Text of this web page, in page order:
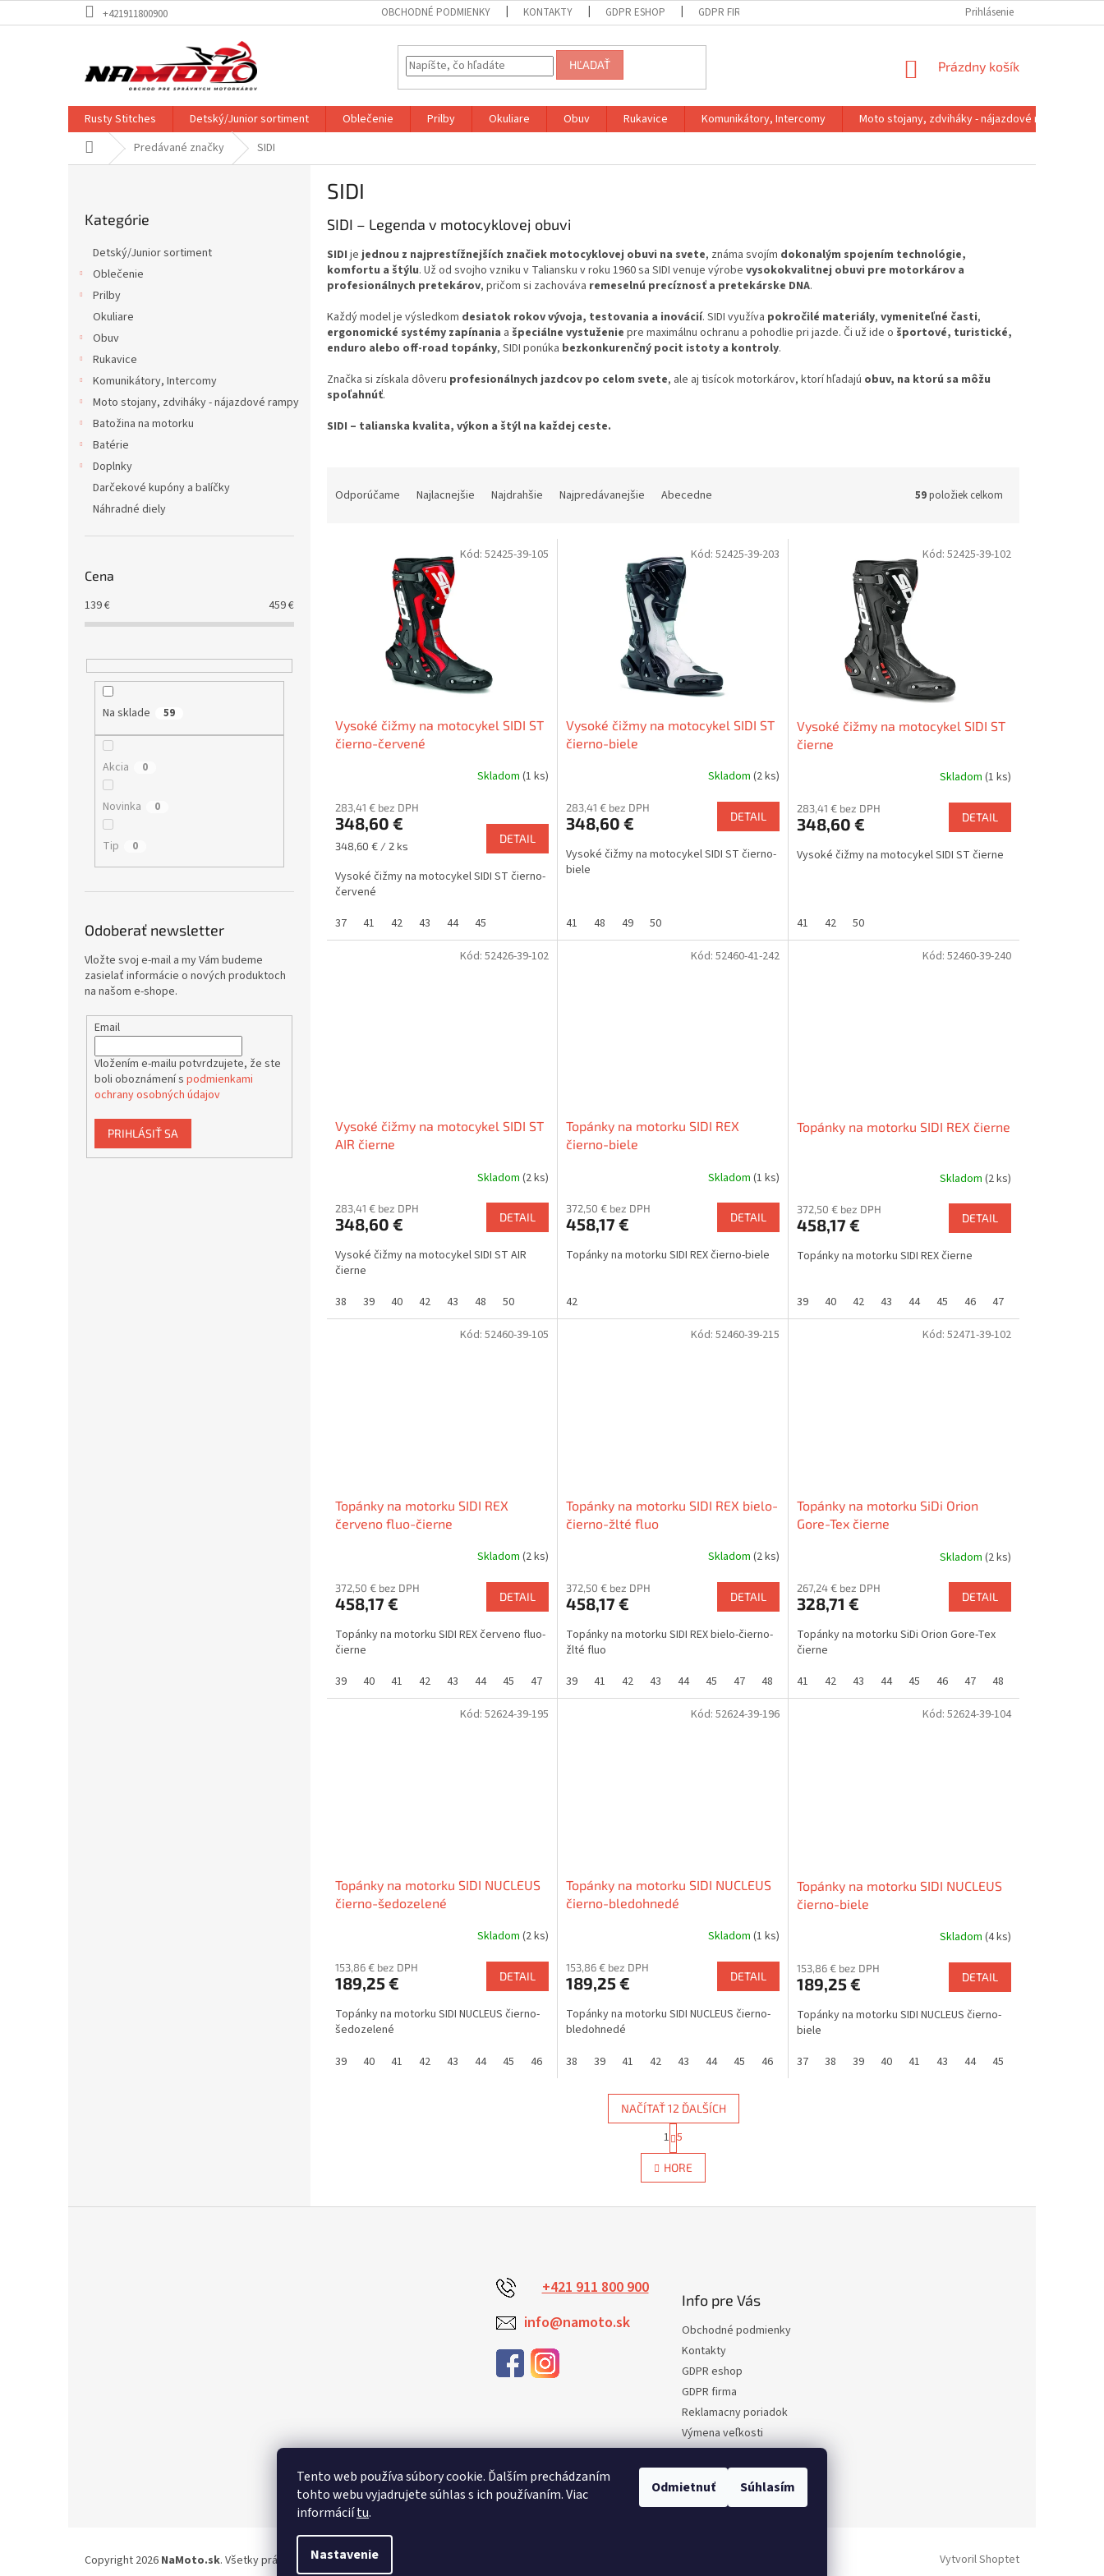
Tento web používa súbory cookie. Ďalším prechádzaním
tohto webu vyjadrujete súhlas s ich používaním. Viac
informáciítu.
Nastavenie
Odmietnuť Súhlasím
na
+421911800900 OBCHODNÉ PODMIENKY KONTAKTY GDPR ESHOP GDPR FIRMA VÝMENA VEĽKOSTI
Prihlásenie
HĽADAŤ
NÁKUPNÝ
Prázdny košík
Rusty Stitches Detský/Junior sortiment Oblečenie Prilby Okuliare Obuv Rukavice Komunikátory, Intercomy Moto stojany, zdviháky - nájazdové rampy
DomovPredávané značky SIDI
kategórie
Kategórie
Detský/Junior sortiment
Oblečenie
Prilby
Okuliare
Obuv
Rukavice
Komunikátory, Intercomy
Moto stojany, zdviháky - nájazdové rampy
Batožina na motorku
Batérie
Doplnky
Darčekové kupóny a balíčky
Náhradné diely
Cena
139€ 459€
Na sklade 59
Akcia 0
Novinka 0
Tip 0
Odoberať newsletter
Vložte svoj e-mail a my Vám budeme
zasielať informácie o nových produktoch
na našom e-shope.
Email
Vložením e-mailu potvrdzujete, že ste
boli oboznámení s podmienkami
ochrany osobných údajov
PRIHLÁSIŤ SA
SIDI
SIDI – Legenda v motocyklovej obuvi
SIDI jejednou z najprestížnejších značiek motocyklovej obuvi na svete, známa svojím dokonalým spojením technológie,
komfortu a štýlu. Už od svojho vzniku v Taliansku v roku 1960 sa SIDI venuje výrobe vysokokvalitnej obuvi pre motorkárov a
profesionálnych pretekárov, pričom si zachováva remeselnú precíznosť a pretekárske DNA.
Každý model je výsledkom desiatok rokov vývoja, testovania a inovácií. SIDI využíva pokročilé materiály, vymeniteľné časti,
ergonomické systémy zapínania a špeciálne vystuženie pre maximálnu ochranu a pohodlie pri jazde. Či už ide o športové, turistické,
enduro alebo off-road topánky, SIDI ponúka bezkonkurenčný pocit istoty a kontroly.
Značka si získala dôveru profesionálnych jazdcov po celom svete, ale aj tisícok motorkárov, ktorí hľadajú obuv, na ktorú sa môžu
spoľahnúť.
SIDI – talianska kvalita, výkon a štýl na každej ceste.
Odporúčame Najlacnejšie Najdrahšie Najpredávanejšie Abecedne 59položiek celkom
Vysoké čižmy na motocykel SIDI ST
čierno-červené
Skladom (1 ks)
283,41 € bez DPH
348,60 €
Jednotková
348,60 € / 2 ks
DETAIL
Vysoké čižmy na motocykel SIDI ST čierno-
červené
37
41 42 43 44 45
Kód: 52425-39-105
Vysoké čižmy na motocykel SIDI ST
čierno-biele
Skladom (2 ks)
283,41 € bez DPH
348,60 € DETAIL
Vysoké čižmy na motocykel SIDI ST čierno-
biele
41 48 49 50
Kód: 52425-39-203
Vysoké čižmy na motocykel SIDI ST
čierne
Skladom (1 ks)
283,41 € bez DPH
348,60 € DETAIL
Vysoké čižmy na motocykel SIDI ST čierne
41 42 50
Kód: 52425-39-102
Vysoké čižmy na motocykel SIDI ST
AIR čierne
Skladom (2 ks)
283,41 € bez DPH
348,60 € DETAIL
Vysoké čižmy na motocykel SIDI ST AIR
čierne
38
39 40 42 43 48 50
Kód: 52426-39-102
Topánky na motorku SIDI REX
čierno-biele
Skladom (1 ks)
372,50 € bez DPH
458,17 € DETAIL
Topánky na motorku SIDI REX čierno-biele
42
Kód: 52460-41-242
Topánky na motorku SIDI REX čierne
Skladom (2 ks)
372,50 € bez DPH
458,17 € DETAIL
Topánky na motorku SIDI REX čierne
39 40 42 43 44 45 46 47
Kód: 52460-39-240
Topánky na motorku SIDI REX
červeno fluo-čierne
Skladom (2 ks)
372,50 € bez DPH
458,17 € DETAIL
Topánky na motorku SIDI REX červeno fluo-
čierne
39
40 41 42 43 44 45 47 48
Kód: 52460-39-105
Topánky na motorku SIDI REX bielo-
čierno-žlté fluo
Skladom (2 ks)
372,50 € bez DPH
458,17 € DETAIL
Topánky na motorku SIDI REX bielo-čierno-
žlté fluo
39
41 42 43 44 45 47 48
Kód: 52460-39-215
Topánky na motorku SiDi Orion
Gore-Tex čierne
Skladom (2 ks)
267,24 € bez DPH
328,71 € DETAIL
Topánky na motorku SiDi Orion Gore-Tex
čierne
41
42 43 44 45 46 47 48
Kód: 52471-39-102
Topánky na motorku SIDI NUCLEUS
čierno-šedozelené
Skladom (2 ks)
153,86 € bez DPH
189,25 € DETAIL
Topánky na motorku SIDI NUCLEUS čierno-
šedozelené
39
40 41 42 43 44 45 46 47 48 49 50
Kód: 52624-39-195
Topánky na motorku SIDI NUCLEUS
čierno-bledohnedé
Skladom (1 ks)
153,86 € bez DPH
189,25 € DETAIL
Topánky na motorku SIDI NUCLEUS čierno-
bledohnedé
38
39 41 42 43 44 45 46 47
Kód: 52624-39-196
Topánky na motorku SIDI NUCLEUS
čierno-biele
Skladom (4 ks)
153,86 € bez DPH
189,25 € DETAIL
Topánky na motorku SIDI NUCLEUS čierno-
biele
37
38 39 40 41 43 44 45
Kód: 52624-39-104
O
v
l
d
u
NAČÍTAŤ 12 ĎALŠÍCH
S
t
r
á
n
1 5
HORE
+421 911 800 900
info@namoto.sk
Info pre Vás
Obchodné podmienky
Kontakty
GDPR eshop
GDPR firma
Reklamacny poriadok
Výmena veľkosti
Vrátenie tovaru
Certifikacia
Moja objednávka
Vytvoril Shoptet
Copyright 2026 NaMoto.sk. Všetky práva vyhradené.